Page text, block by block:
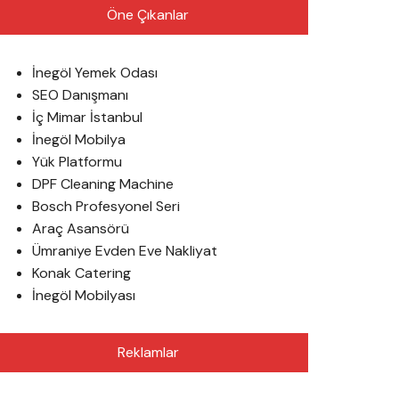
Öne Çıkanlar
İnegöl Yemek Odası
SEO Danışmanı
İç Mimar İstanbul
İnegöl Mobilya
Yük Platformu
DPF Cleaning Machine
Bosch Profesyonel Seri
Araç Asansörü
Ümraniye Evden Eve Nakliyat
Konak Catering
İnegöl Mobilyası
Reklamlar